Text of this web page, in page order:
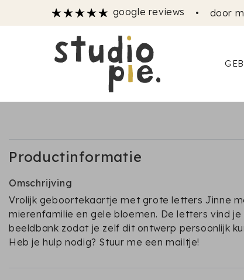
google reviews • door
Productinformatie
Omschrijving
Vrolijk geboortekaartje met grote letters Jinne
mierenfamilie en gele bloemen. De letters vind je
beeldbank zodat je zelf dit ontwerp persoonlijk
Heb je hulp nodig? Stuur me een mailtje!